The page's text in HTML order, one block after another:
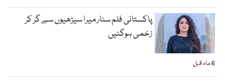
6 ماہ قبل
پاکستانی فلم سٹار میرا سیڑھیوں سے گر کر
زخمی ہوگئیں